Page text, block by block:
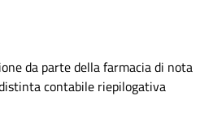
da parte della farmacia di nota
contabile riepilogativa